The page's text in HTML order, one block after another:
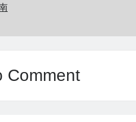
Comment